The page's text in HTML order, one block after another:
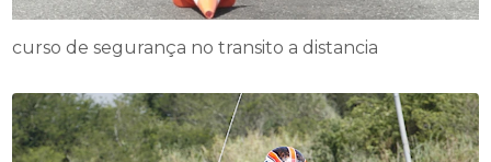
curso de segurança no transito a distancia